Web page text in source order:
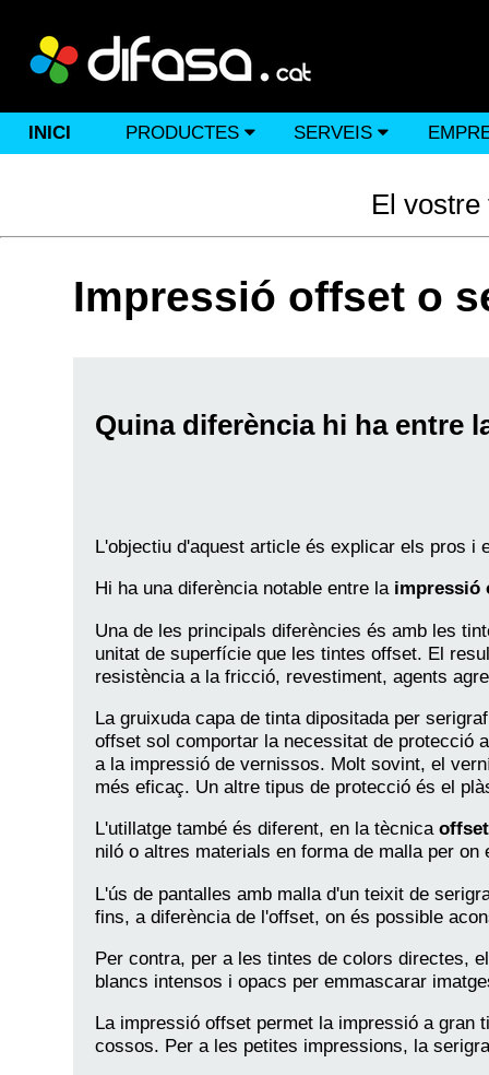
INICI PRODUCTES SERVEIS
El
Impressió offset o
Quina diferència hi ha entre
L'objectiu d'aquest article és explicar els pros
Hi ha una diferència notable entre la impressió
Una de les principals diferències és amb les
unitat de superfície que les tintes offset. El
resistència a la fricció, revestiment, agents
La gruixuda capa de tinta dipositada per
offset sol comportar la necessitat de protecció
a la impressió de vernissos. Molt sovint, el
més eficaç. Un altre tipus de protecció és el
L'utillatge també és diferent, en la tècnicaoffset
niló o altres materials en forma de malla per on
L'ús de pantalles amb malla d'un teixit de
fins, a diferència de l'offset, on és possible
Per contra, per a les tintes de colors directes,
blancs intensos i opacs per emmascarar
La impressió offset permet la impressió a gran
cossos. Per a les petites impressions, la